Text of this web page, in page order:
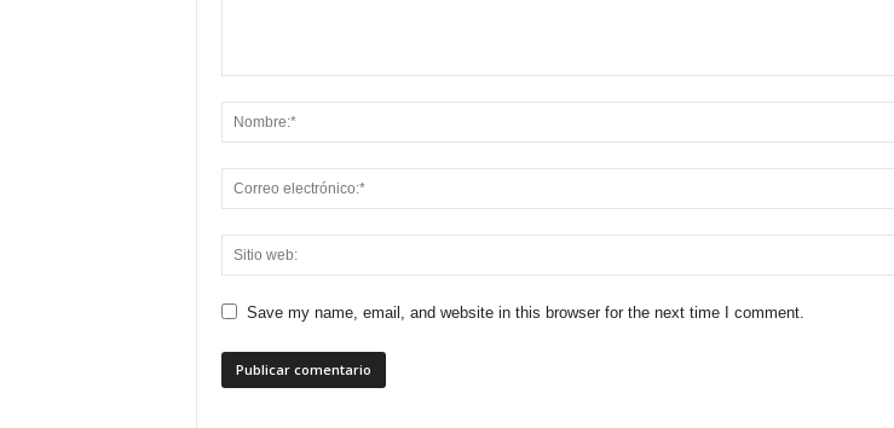
Save my name, email, and website in this browser for the next time I comment.